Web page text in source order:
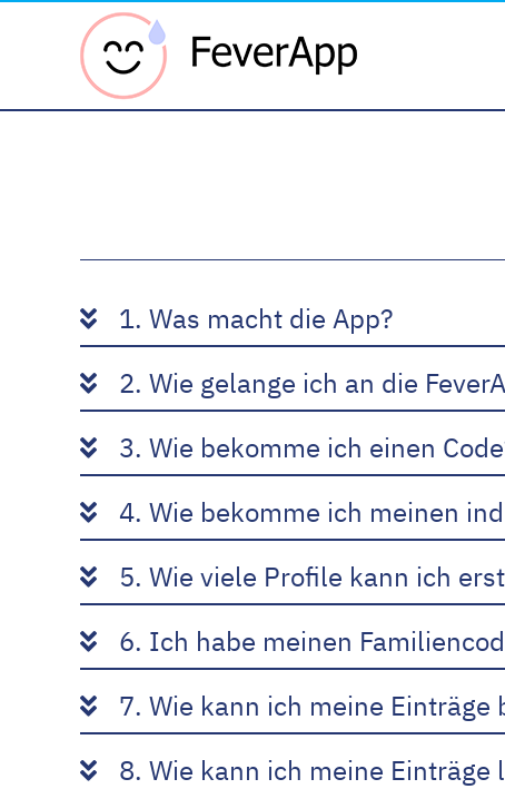
1. Was macht die App?
2. Wie gelange ich an die
3. Wie bekomme ich einen
4. Wie bekomme ich meinen
5. Wie viele Profile kann ich
6. Ich habe meinen
7. Wie kann ich meine Einträge
8. Wie kann ich meine Einträge